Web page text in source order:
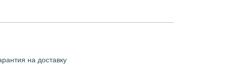
на доставку